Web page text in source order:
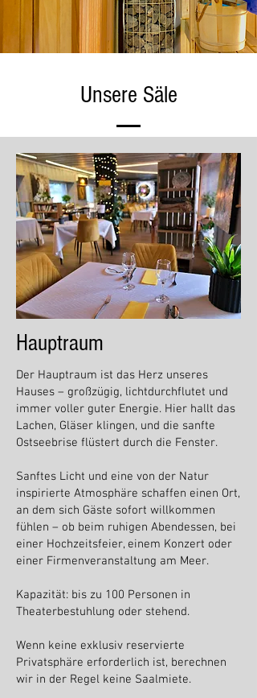
Unsere Säle
Hauptraum
Der Hauptraum ist das Herz unseres
Hauses – großzügig, lichtdurchflutet und
immer voller guter Energie. Hier hallt das
Lachen, Gläser klingen, und die sanfte
Ostseebrise flüstert durch die Fenster.
Sanftes Licht und eine von der Natur
inspirierte Atmosphäre schaffen einen Ort,
an dem sich Gäste sofort willkommen
fühlen – ob beim ruhigen Abendessen, bei
einer Hochzeitsfeier, einem Konzert oder
einer Firmenveranstaltung am Meer.
Kapazität: bis zu 100 Personen in
Theaterbestuhlung oder stehend.
Wenn keine exklusiv reservierte
Privatsphäre erforderlich ist, berechnen
wir in der Regel keine Saalmiete.